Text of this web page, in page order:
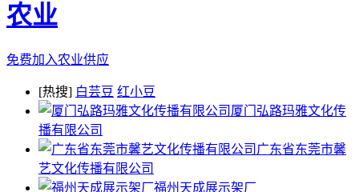
农业
免费加入农业供应
[热搜] 白芸豆 红小豆
厦门弘路玛雅文化传
播有限公司
广东省东莞市馨
艺文化传播有限公司
福州天成展示架厂